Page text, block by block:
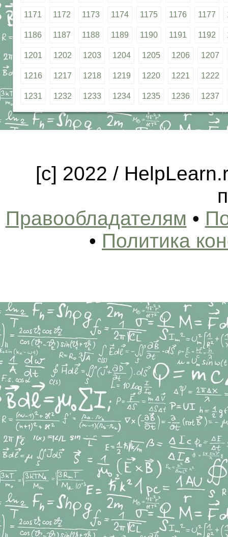
1171 1172 1173 1174 1175 1176 1177
1186 1187 1188 1189 1190 1191 1192
1201 1202 1203 1204 1205 1206 1207
1216 1217 1218 1219 1220 1221 1222
1231 1232 1233 1234 1235 1236 1237
[c] 2022 /
Правообладателям •
• Политика